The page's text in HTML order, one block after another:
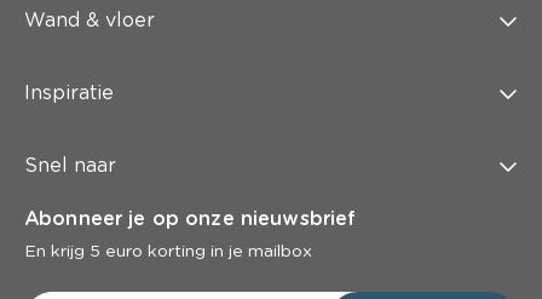
Wand & vloer
Inspiratie
Snel naar
Abonneer je op onze nieuwsbrief
En krijg 5 euro korting in je mailbox